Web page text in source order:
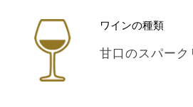
ワインの種類
甘口のスパーク